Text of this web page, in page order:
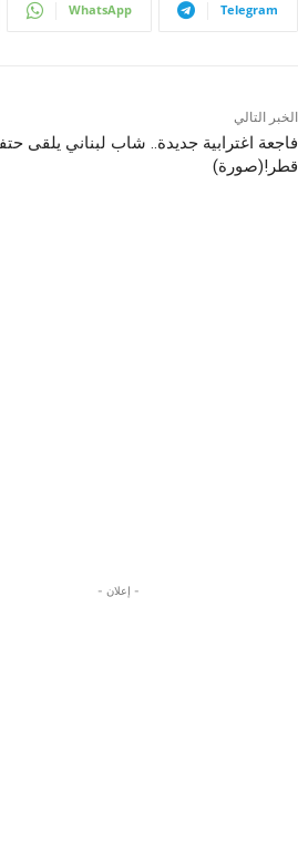
WhatsApp Telegram
الخبر التالي
فاجعة اغترابية جديدة.. شاب لبناني يلقى
قطر!(صورة)
- إعلان -